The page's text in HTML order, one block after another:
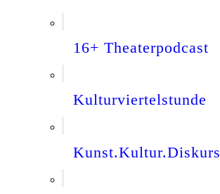
16+ Theaterpodcast
Kulturviertelstunde
Kunst.Kultur.Diskurs